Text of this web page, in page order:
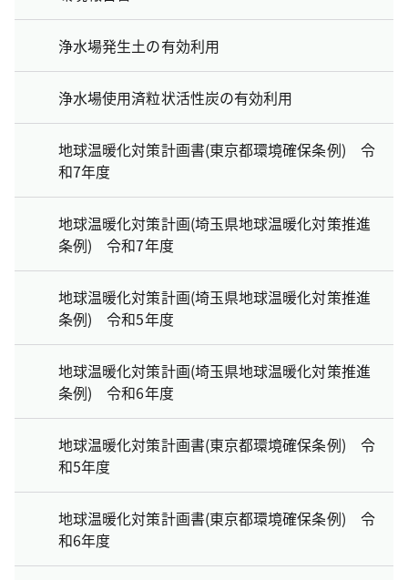
浄水場発生土の有効利用
浄水場使用済粒状活性炭の有効利用
地球温暖化対策計画書(東京都環境確保条例) 令
和7年度
地球温暖化対策計画(埼玉県地球温暖化対策推進
条例) 令和7年度
地球温暖化対策計画(埼玉県地球温暖化対策推進
条例) 令和5年度
地球温暖化対策計画(埼玉県地球温暖化対策推進
条例) 令和6年度
地球温暖化対策計画書(東京都環境確保条例) 令
和5年度
地球温暖化対策計画書(東京都環境確保条例) 令
和6年度